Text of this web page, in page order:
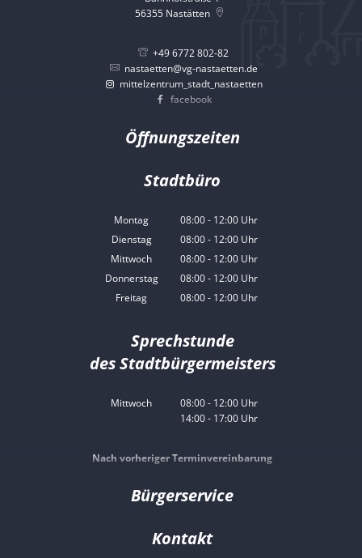
56355 Nastätten
+49 6772 802-82
nastaetten@vg-nastaetten.de
mittelzentrum_stadt_nastaetten
facebook
Öffnungszeiten
Stadtbüro
Montag 08:00- 12:00Uhr
Von 08:00 bis 12:00 Uhr
Dienstag 08:00- 12:00Uhr
Von 08:00 bis 12:00 Uhr
Mittwoch 08:00- 12:00Uhr
Von 08:00 bis 12:00 Uhr
Donnerstag 08:00- 12:00Uhr
Von 08:00 bis 12:00 Uhr
Freitag 08:00- 12:00Uhr
Sprechstunde
des Stadtbürgermeisters
Mittwoch 08:00- 12:00Uhr
Von 08:00 bis 12:00 Uhr
14:00- 17:00Uhr
Nach vorheriger Terminvereinbarung
Bürgerservice
Kontakt